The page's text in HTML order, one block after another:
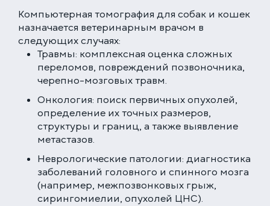
Компьютерная томография для собак и кошек
назначается ветеринарным врачом в
следующих случаях:
Травмы: комплексная оценка сложных
переломов, повреждений позвоночника,
черепно-мозговых травм.
Онкология: поиск первичных опухолей,
определение их точных размеров,
структуры и границ, а также выявление
метастазов.
Неврологические патологии: диагностика
заболеваний головного и спинного мозга
(например, межпозвонковых грыж,
сирингомиелии, опухолей ЦНС).